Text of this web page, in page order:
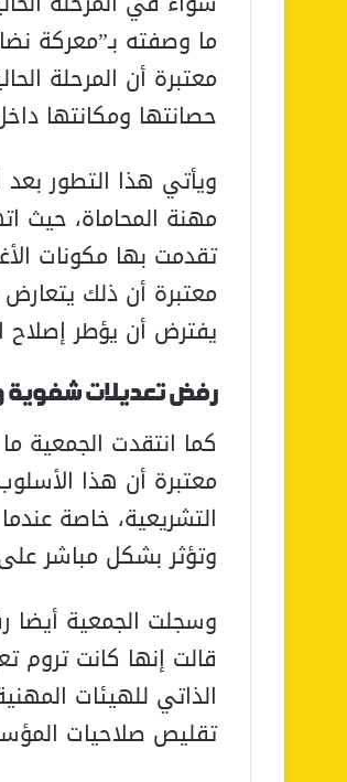
ما وصفته بـ”معركة
معتبرة أن المرحلة
حصانتها ومكانتها
ويأتي هذا التطور
مهنة المحاماة، حيث
تقدمت بها مكونات
معتبرة أن ذلك
يفترض أن يؤطر إصلاح
رفض تعديلات شفوية
كما انتقدت الجمعية
معتبرة أن هذا
التشريعية، خاصة
وتؤثر بشكل مباشر
وسجلت الجمعية أيضا
قالت إنها كانت تروم
الذاتي للهيئات
تقليص صلاحيات